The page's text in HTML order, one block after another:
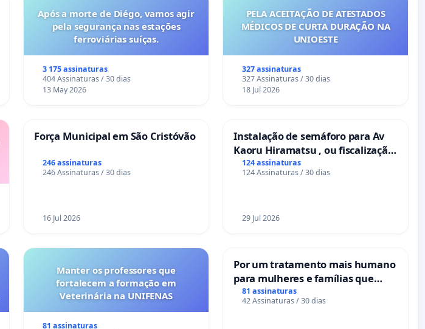
Após a morte de Diégo, vamos agir
pela segurança nas estações
ferroviárias suíças.
3 175 assinaturas
404 Assinaturas / 30 dias
13 May 2026
PELA ACEITAÇÃO DE ATESTADOS
MÉDICOS DE CURTA DURAÇÃO NA
UNIOESTE
327 assinaturas
327 Assinaturas / 30 dias
18 Jul 2026
Força Municipal em São Cristóvão
246 assinaturas
246 Assinaturas / 30 dias
16 Jul 2026
Instalação de semáforo para Av
Kaoru Hiramatsu , ou fiscalização
Eletrônica
124 assinaturas
124 Assinaturas / 30 dias
29 Jul 2026
Manter os professores que
fortalecem a formação em
Veterinária na UNIFENAS
81 assinaturas
Por um tratamento mais humano
para mulheres e famílias que
sofrem uma perda gestacional
nos hospitais portugueses
81 assinaturas
42 Assinaturas / 30 dias